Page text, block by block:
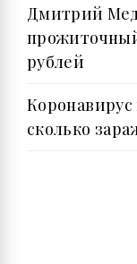
Дмитрий
рублей
Коронавирус
сколько